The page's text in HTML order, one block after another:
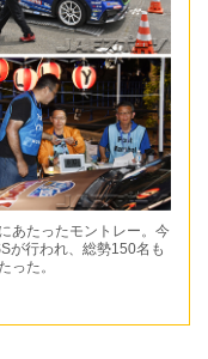
あたったモントレー。今
が行われ、総勢150名も
った。